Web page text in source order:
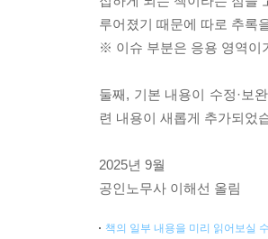
루어졌기 때문에 따로 추록
※ 이슈 부분은 응용 영역이
둘째, 기본 내용이 수정·보
련 내용이 새롭게 추가되었
2025년 9월
공인노무사 이해선 올림
책의 일부 내용을 미리 읽어보실